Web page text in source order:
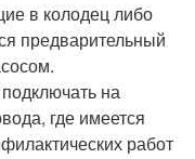
в колодец либо
предварительный
на
где имеется
работ